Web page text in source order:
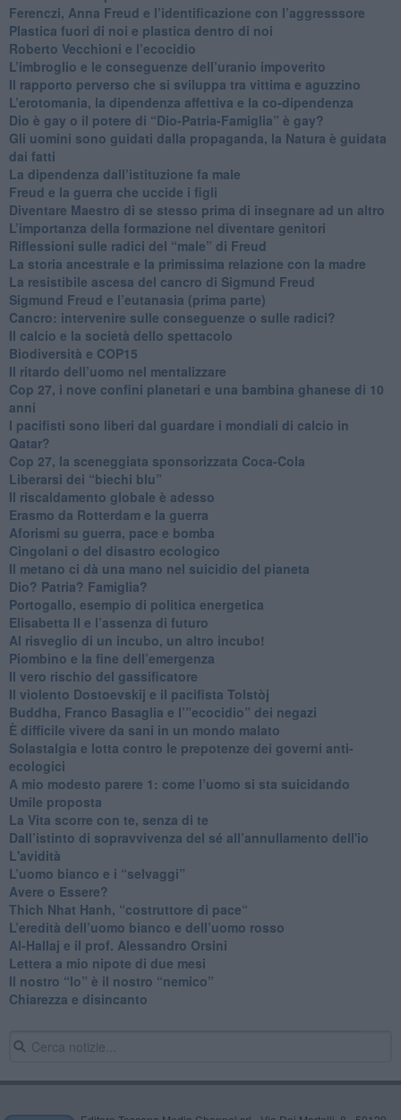
​Ferenczi, Anna Freud e l’identificazione con l’aggresssore
Plastica fuori di noi e plastica dentro di noi
​Roberto Vecchioni e l’ecocidio
​L’imbroglio e le conseguenze dell’uranio impoverito
​Il rapporto perverso che si sviluppa tra vittima e aguzzino
L’erotomania, la dipendenza affettiva e la co-dipendenza
​Dio è gay o il potere di “Dio-Patria-Famiglia” è gay?
​Gli uomini sono guidati dalla propaganda, la Natura è guidata
dai fatti
La dipendenza dall’istituzione fa male
​Freud e la guerra che uccide i figli
​Diventare Maestro di se stesso prima di insegnare ad un altro
L’importanza della formazione nel diventare genitori
Riflessioni sulle radici del “male” di Freud
​La storia ancestrale e la primissima relazione con la madre
​La resistibile ascesa del cancro di Sigmund Freud
Sigmund Freud e l’eutanasia (prima parte)
Cancro: intervenire sulle conseguenze o sulle radici?
​Il calcio e la società dello spettacolo
Biodiversità e COP15
​Il ritardo dell’uomo nel mentalizzare
​Cop 27, i nove confini planetari e una bambina ghanese di 10
anni
​I pacifisti sono liberi dal guardare i mondiali di calcio in
Qatar?
​Cop 27, la sceneggiata sponsorizzata Coca-Cola
​Liberarsi dei “biechi blu”
Il riscaldamento globale è adesso
​Erasmo da Rotterdam e la guerra
​Aforismi su guerra, pace e bomba
Cingolani o del disastro ecologico
​Il metano ci dà una mano nel suicidio del pianeta
​Dio? Patria? Famiglia?
Portogallo, esempio di politica energetica
​Elisabetta II e l’assenza di futuro
Al risveglio di un incubo, un altro incubo!
​Piombino e la fine dell’emergenza
​Il vero rischio del gassificatore
​Il violento Dostoevskij e il pacifista Tolstòj
​Buddha, Franco Basaglia e l’”ecocidio” dei negazi
​È difficile vivere da sani in un mondo malato
Solastalgia e lotta contro le prepotenze dei governi anti-
ecologici
​A mio modesto parere 1: come l’uomo si sta suicidando
​Umile proposta
​La Vita scorre con te, senza di te
​Dall’istinto di sopravvivenza del sé all’annullamento dell'io
L'avidità
​L’uomo bianco e i “selvaggi”
​Avere o Essere?
​Thich Nhat Hanh, “costruttore di pace“
​L’eredità dell’uomo bianco e dell’uomo rosso
Al-Hallaj e il prof. Alessandro Orsini
​Lettera a mio nipote di due mesi
​Il nostro “Io” è il nostro “nemico”
​Chiarezza e disincanto